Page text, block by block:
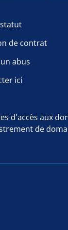
de contrat
abus
ici
d'accès aux
de